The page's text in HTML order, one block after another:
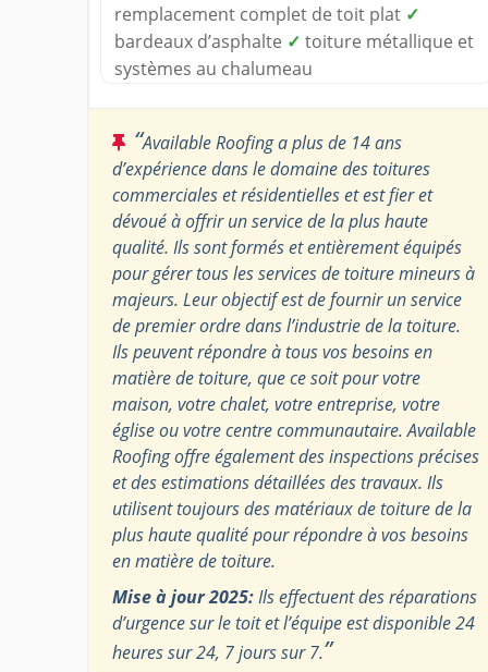
remplacement complet de toit plat ✓
bardeaux d’asphalte ✓ toiture métallique et
systèmes au chalumeau
“Available Roofing a plus de 14 ans
d’expérience dans le domaine des toitures
commerciales et résidentielles et est fier et
dévoué à offrir un service de la plus haute
qualité. Ils sont formés et entièrement équipés
pour gérer tous les services de toiture mineurs à
majeurs. Leur objectif est de fournir un service
de premier ordre dans l’industrie de la toiture.
Ils peuvent répondre à tous vos besoins en
matière de toiture, que ce soit pour votre
maison, votre chalet, votre entreprise, votre
église ou votre centre communautaire. Available
Roofing offre également des inspections précises
et des estimations détaillées des travaux. Ils
utilisent toujours des matériaux de toiture de la
plus haute qualité pour répondre à vos besoins
en matière de toiture.
Mise à jour 2025:Ils effectuent des réparations
d’urgence sur le toit et l’équipe est disponible 24
heures sur 24, 7 jours sur 7.”